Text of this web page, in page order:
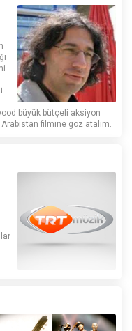
büyük bütçeli aksiyon
filmine göz atalım.